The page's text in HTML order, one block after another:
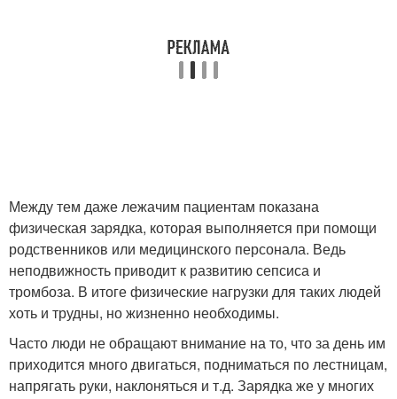
Между тем даже лежачим пациентам показана
физическая зарядка, которая выполняется при помощи
родственников или медицинского персонала. Ведь
неподвижность приводит к развитию сепсиса и
тромбоза. В итоге физические нагрузки для таких людей
хоть и трудны, но жизненно необходимы.
Часто люди не обращают внимание на то, что за день им
приходится много двигаться, подниматься по лестницам,
напрягать руки, наклоняться и т.д. Зарядка же у многих